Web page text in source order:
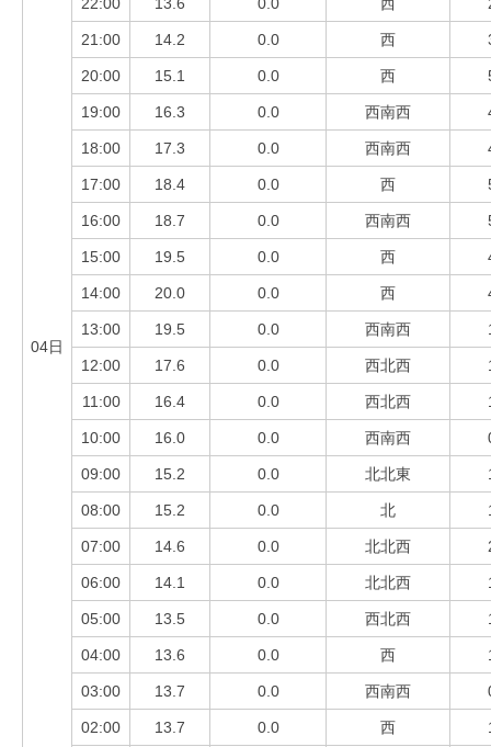
04日
21:00 14.2 0.0 西
20:00 15.1 0.0 西
19:00 16.3 0.0 西南西
18:00 17.3 0.0 西南西
17:00 18.4 0.0 西
16:00 18.7 0.0 西南西
15:00 19.5 0.0 西
14:00 20.0 0.0 西
13:00 19.5 0.0 西南西
12:00 17.6 0.0 西北西
11:00 16.4 0.0 西北西
10:00 16.0 0.0 西南西
09:00 15.2 0.0 北北東
08:00 15.2 0.0 北
07:00 14.6 0.0 北北西
06:00 14.1 0.0 北北西
05:00 13.5 0.0 西北西
04:00 13.6 0.0 西
03:00 13.7 0.0 西南西
02:00 13.7 0.0 西